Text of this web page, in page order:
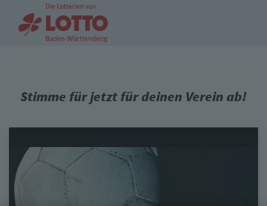
Stimme für jetzt für deinen Verein ab!